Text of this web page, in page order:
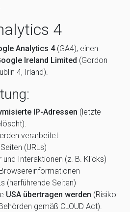
4
Analytics 4(GA4), einen
Ireland Limited (Gordon
4, Irland).
IP-Adressen (letzte
verarbeitet:
(URLs)
und Interaktionen (z. B. Klicks)
(herführende Seiten)
USA übertragen werden (Risiko:
gemäß CLOUD Act).